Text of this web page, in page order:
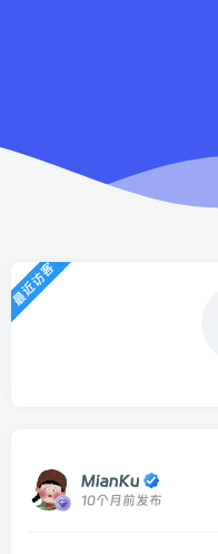
最近访客
MianKu
10个月前发布